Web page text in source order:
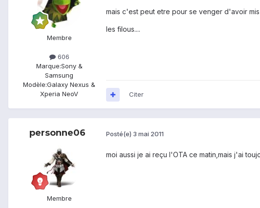
Membre
606
Marque:Sony &
Samsung
Modèle:Galaxy Nexus &
Xperia NeoV
mais c'est peut etre pour se venger d'avoir
les filous....
Citer
personne06
Membre
Posté(e) 3 mai 2011
moi aussi je ai reçu l'OTA ce matin,mais j'ai